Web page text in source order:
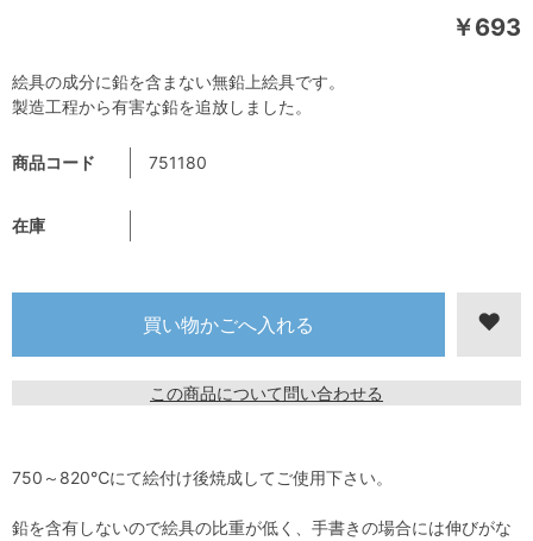
￥693
商品コード 751180
在庫
この商品について問い合わせる
絵具の成分に鉛を含まない無鉛上絵具です。
製造工程から有害な鉛を追放しました。
750～820℃にて絵付け後焼成してご使用下さい。
鉛を含有しないので絵具の比重が低く、手書きの場合には伸びがな